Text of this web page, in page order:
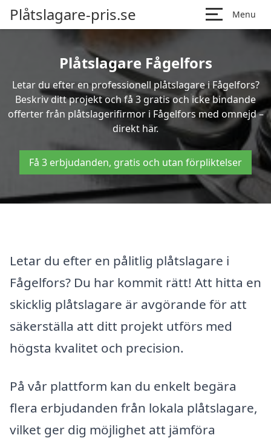
Plåtslagare-pris.se Menu
Plåtslagare Fågelfors
Letar du efter en professionell plåtslagare i Fågelfors?
Beskriv ditt projekt och få 3 gratis och icke bindande
offerter från plåtslagerifirmor i Fågelfors med omnejd –
direkt här.
Få 3 erbjudanden, gratis och utan förpliktelser
Letar du efter en pålitlig plåtslagare i
Fågelfors? Du har kommit rätt! Att hitta en
skicklig plåtslagare är avgörande för att
säkerställa att ditt projekt utförs med
högsta kvalitet och precision.
På vår plattform kan du enkelt begära
flera erbjudanden från lokala plåtslagare,
vilket ger dig möjlighet att jämföra